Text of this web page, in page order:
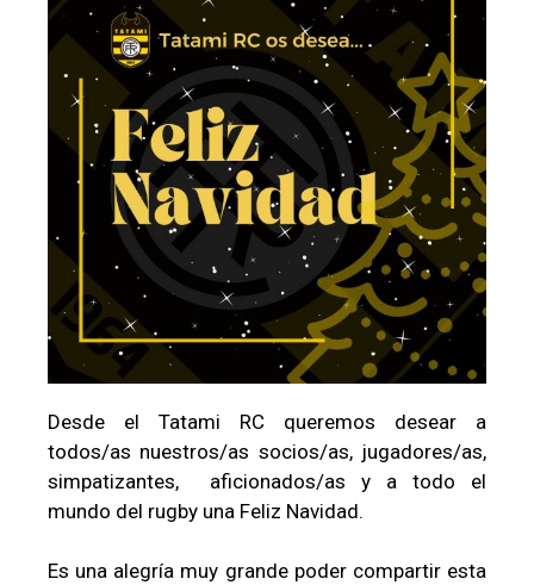
Desde el Tatami RC queremos desear a
todos/as nuestros/as socios/as, jugadores/as,
simpatizantes, aficionados/as y a todo el
mundo del rugby una Feliz Navidad.
Es una alegría muy grande poder compartir esta